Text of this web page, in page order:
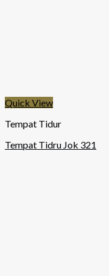
Quick View
Tempat Tidur
Tempat Tidru Jok 321